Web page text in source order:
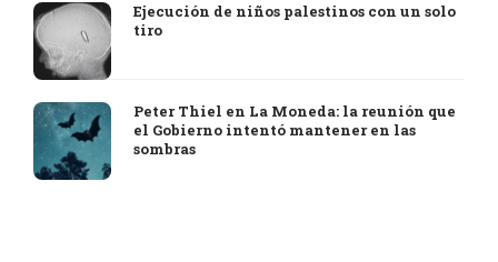
Ejecución de niños palestinos con un solo
tiro
Peter Thiel en La Moneda: la reunión que
el Gobierno intentó mantener en las
sombras